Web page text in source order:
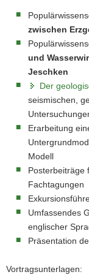
zwischen
und
Jeschken
Der
seismischen,
Erarbeitung
Modell
Posterbeiträge
Fachtagungen
Umfassendes
englischer
Präsentation
Vortragsunterlagen: